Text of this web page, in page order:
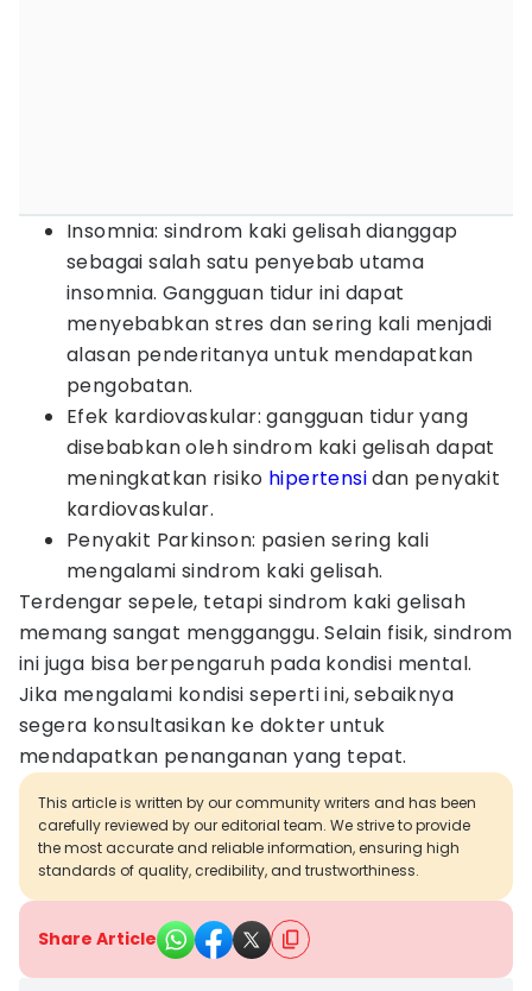
Insomnia: sindrom kaki gelisah dianggap
sebagai salah satu penyebab utama
insomnia. Gangguan tidur ini dapat
menyebabkan stres dan sering kali menjadi
alasan penderitanya untuk mendapatkan
pengobatan.
Efek kardiovaskular: gangguan tidur yang
disebabkan oleh sindrom kaki gelisah dapat
meningkatkan risiko hipertensidan penyakit
kardiovaskular.
Penyakit Parkinson: pasien sering kali
mengalami sindrom kaki gelisah.
Terdengar sepele, tetapi sindrom kaki gelisah
memang sangat mengganggu. Selain fisik, sindrom
ini juga bisa berpengaruh pada kondisi mental.
Jika mengalami kondisi seperti ini, sebaiknya
segera konsultasikan ke dokter untuk
mendapatkan penanganan yang tepat.
This article is written by our community writers and has been
carefully reviewed by our editorial team. We strive to provide
the most accurate and reliable information, ensuring high
standards of quality, credibility, and trustworthiness.
Share Article